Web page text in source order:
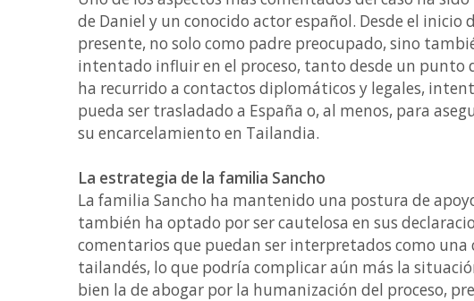
de Daniel y un conocido actor español. Desde el inicio
presente, no solo como padre preocupado, sino
intentado influir en el proceso, tanto desde un punto
ha recurrido a contactos diplomáticos y legales,
pueda ser trasladado a España o, al menos, para
su encarcelamiento en Tailandia.
La estrategia de la familia Sancho
La familia Sancho ha mantenido una postura de
también ha optado por ser cautelosa en sus
comentarios que puedan ser interpretados como
tailandés, lo que podría complicar aún más la
bien la de abogar por la humanización del proceso,